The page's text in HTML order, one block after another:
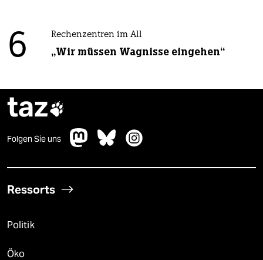
6 Rechenzentren im All
„Wir müssen Wagnisse eingehen“
taz
Folgen Sie uns
Ressorts
Politik
Öko